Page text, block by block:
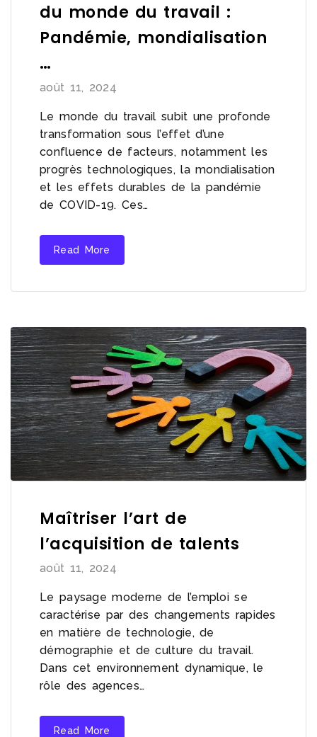
du monde du travail :
Pandémie, mondialisation
…
août 11, 2024
Le monde du travail subit une profonde
transformation sous l’effet d’une
confluence de facteurs, notamment les
progrès technologiques, la mondialisation
et les effets durables de la pandémie
de COVID-19. Ces…
Read More
Maîtriser l’art de
l’acquisition de talents
août 11, 2024
Le paysage moderne de l’emploi se
caractérise par des changements rapides
en matière de technologie, de
démographie et de culture du travail.
Dans cet environnement dynamique, le
rôle des agences…
Read More